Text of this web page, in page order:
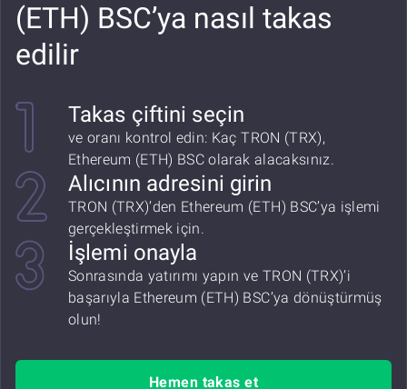
(ETH) BSC’ya nasıl takas
edilir
Takas çiftini seçin
ve oranı kontrol edin: Kaç TRON (TRX),
Ethereum (ETH) BSC olarak alacaksınız.
Alıcının adresini girin
TRON (TRX)’den Ethereum (ETH) BSC’ya işlemi
gerçekleştirmek için.
İşlemi onayla
Sonrasında yatırımı yapın ve TRON (TRX)’i
başarıyla Ethereum (ETH) BSC’ya dönüştürmüş
olun!
Hemen takas et